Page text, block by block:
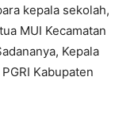
kepala sekolah,
MUI Kecamatan
Kepala
Kabupaten